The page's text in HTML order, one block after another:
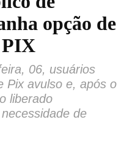
opção de
PIX
06, usuários
Pix avulso e, após o
liberado
de